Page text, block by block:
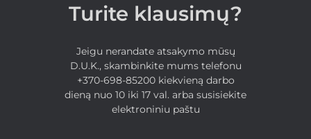
Turite klausimų?
Jeigu nerandate atsakymo mūsų
D.U.K., skambinkite mums telefonu
+370-698-85200 kiekvieną darbo
dieną nuo 10 iki 17 val. arba susisiekite
elektroniniu paštu